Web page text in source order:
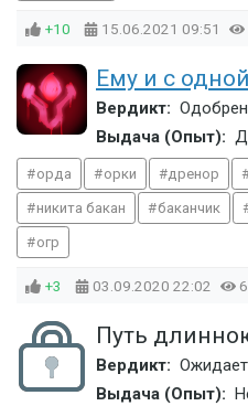
+10 15.06.2021 09:51
Ему и с
Вердикт:
Выдача (Опыт):
орда орки дренор
никита бакан баканчик
огр
+3 03.09.2020 22:02
Путь
Вердикт:
Выдача (Опыт):